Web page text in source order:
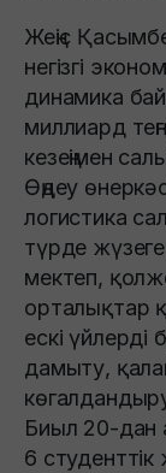
Жеңіс
негізгі
динамика
миллиард
кезеңімен
Өңдеу
логистика
түрде
мектеп,
орталықтар
ескі
дамыту,
Биыл 20-дан
6